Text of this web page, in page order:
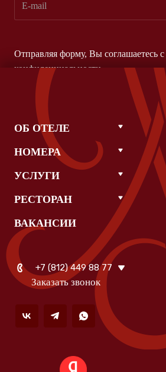
Отправляя форму, Вы соглашаетесь с
конфиденциальности
ОБ ОТЕЛЕ
НОМЕРА
УСЛУГИ
РЕСТОРАН
ВАКАНСИИ
+7 (812) 449 88 77
Заказать звонок